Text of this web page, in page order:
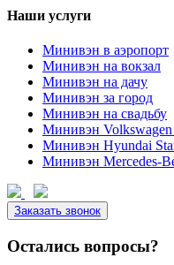
Наши услуги
Минивэн в аэропорт
Минивэн на вокзал
Минивэн на дачу
Минивэн за город
Минивэн на свадьбу
Минивэн Volkswagen
Минивэн Hyundai
Минивэн Mercedes-
Заказать звонок
Остались вопросы?